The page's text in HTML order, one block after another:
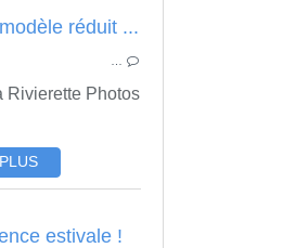
Rivierette Photos
estivale !